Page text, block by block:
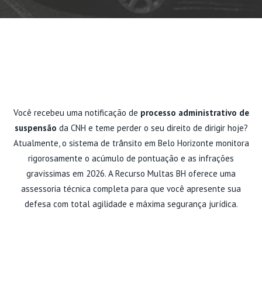
Você recebeu uma notificação de processo administrativo de
suspensão da CNH e teme perder o seu direito de dirigir hoje?
Atualmente, o sistema de trânsito em Belo Horizonte monitora
rigorosamente o acúmulo de pontuação e as infrações
gravíssimas em 2026. A Recurso Multas BH oferece uma
assessoria técnica completa para que você apresente sua
defesa com total agilidade e máxima segurança jurídica.